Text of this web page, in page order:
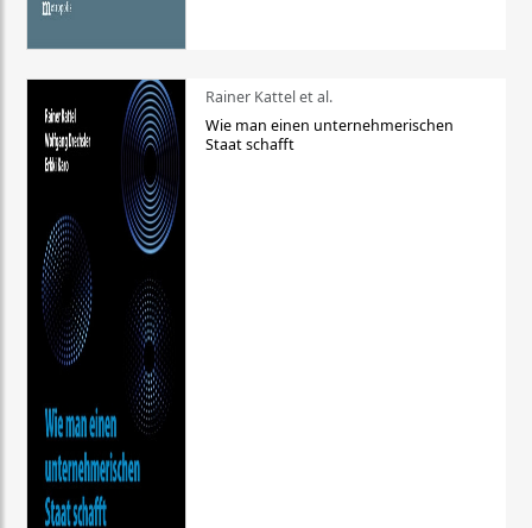
Rainer Kattel et al.
Wie man einen unternehmerischen
Staat schafft